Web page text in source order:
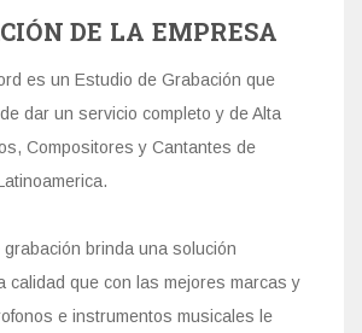
DE LA EMPRESA
es un Estudio de Grabación que
dar un servicio completo y de Alta
Compositores y Cantantes de
brinda una solución
calidad que con las mejores marcas y
e instrumentos musicales le